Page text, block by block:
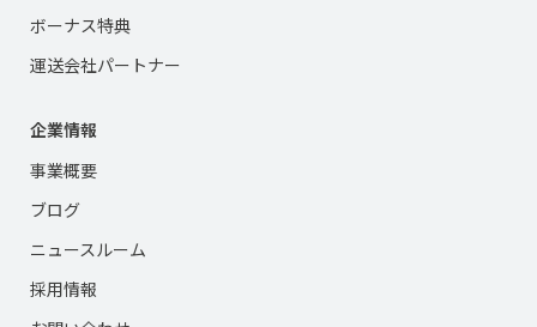
ボーナス特典
運送会社パートナー
企業情報
事業概要
ブログ
ニュースルーム
採用情報